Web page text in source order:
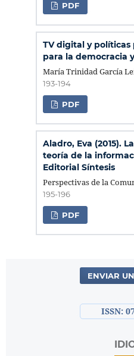
PDF
TV digital y políticas
para la democracia
María Trinidad García
193-194
PDF
Aladro, Eva (2015).
teoría de la
Editorial Síntesis
Perspectivas de la
195-196
PDF
ENVIAR
ISSN: